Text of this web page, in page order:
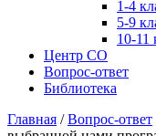
1-4
5-9
10-11
Центр СО
Вопрос-ответ
Библиотека
Главная /Вопрос-ответ